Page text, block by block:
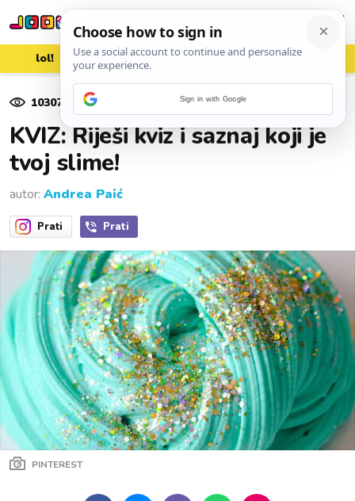
lol! aww vrh! woot?!
10307 pregleda
KVIZ: Riješi kviz i saznaj koji je
tvoj slime!
autor: Andrea Paić
Prati Prati
PINTEREST
Sign in with Google